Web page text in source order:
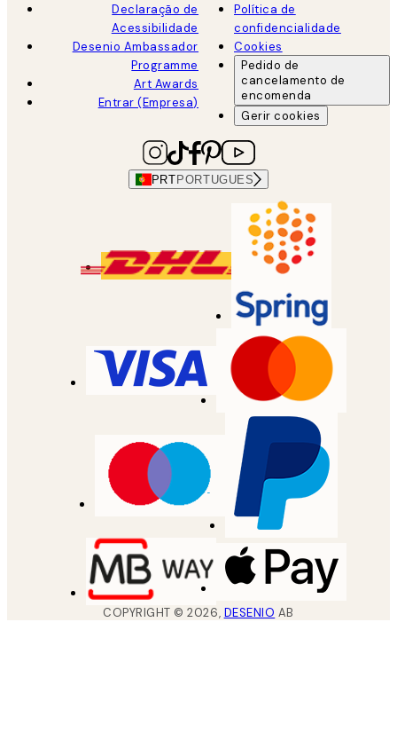
Declaração de
Acessibilidade
Desenio Ambassador
Programme
Art Awards
Entrar (Empresa)
Política de
confidencialidade
Cookies
Pedido de
cancelamento de
encomenda
Gerir cookies
PRT PORTUGUES
COPYRIGHT ©2026, DESENIO AB